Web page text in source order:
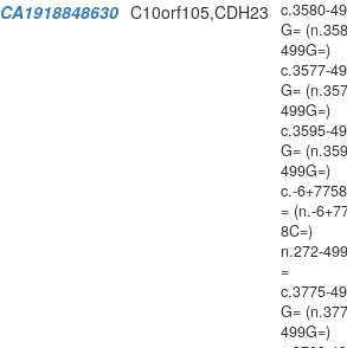
CA1918848630 C10orf105,CDH23
c.3580-
G=
499G=)
c.3577-
G=
499G=)
c.3595-
G=
499G=)
c.-
= (n.-
8C=)
n.272-
=
c.3775-
G=
499G=)